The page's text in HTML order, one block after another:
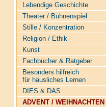
Lebendige Geschichte
Theater / Bühnenspiel
Stille / Konzentration
Religion / Ethik
Kunst
Fachbücher & Ratgeber
Besonders hilfreich
für häusliches Lernen
DIES & DAS
ADVENT / WEIHNACHTEN